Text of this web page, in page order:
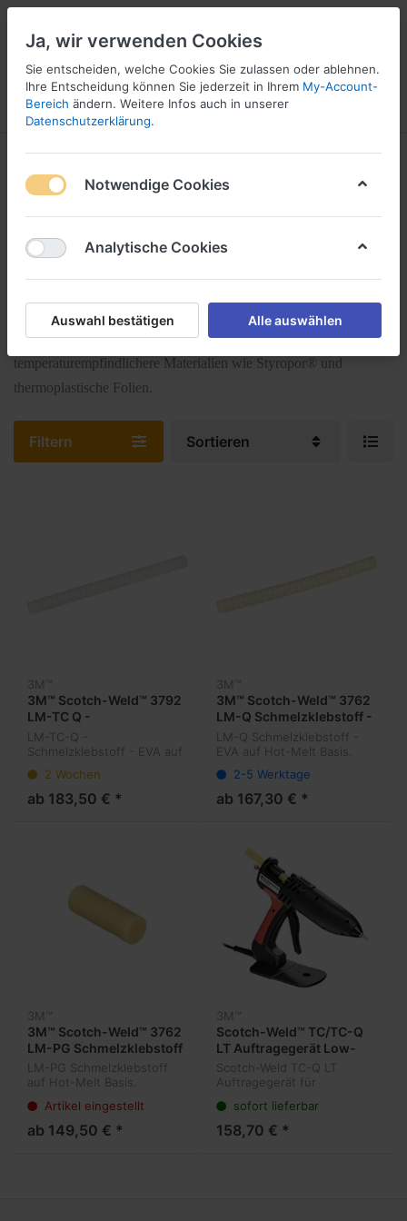
Menü Anmelden Vergleichen Wunschliste
1
Schmelzklebstoffe Low-Melt
1-4von4
3M™ Scotch-Weld™ Schmelzklebstoffe
'Low-Melt' Klebstoffe werden bei einer Schmelztemperatur von
120 bis 130°C aufgetragen und eignen sich besonders für
temperaturempfindlichere Materialien wie Styropor® und
thermoplastische Folien.
Filtern Sortieren
3M™
3M™ Scotch-Weld™ 3792
LM-TC Q -
Schmelzklebstoff - EVA
LM-TC-Q -
Schmelzklebstoff - EVA auf
zur Verarbeitung mit
Schmelz-Kleber-Pistole TC.
Gute Schlagfestikeit -
2 Wochen
ab 183,50 € *
3M™
3M™ Scotch-Weld™ 3762
LM-Q Schmelzklebstoff -
EVA
LM-Q Schmelzklebstoff -
EVA auf Hot-Melt Basis.
Verarbeitung mit Schmelz-
Kleber-Pistole LM-
Quadrack. Gute Festigkeit
2-5 Werktage
ab 167,30 € *
3M™
3M™ Scotch-Weld™ 3762
LM-PG Schmelzklebstoff
- EVA
LM-PG Schmelzklebstoff
auf Hot-Melt Basis.
Verarbeitung mit Schmelz-
Kleber-Pistole Polygun.
Gute Festigkeit und
Artikel eingestellt
ab 149,50 € *
3M™
Scotch-Weld™ TC/TC-Q
LT Auftragegerät Low-
Melt
Scotch-Weld TC-Q LT
Auftragegerät für
und mobiles Handgerät für
Quadrack-Klebstoffe Low-
Melt - Quadrack-
sofort lieferbar
158,70 € *
Ja, wir verwenden Cookies
Sie entscheiden, welche Cookies Sie zulassen oder ablehnen.
Ihre Entscheidung können Sie jederzeit in Ihrem My-Account-
Bereich ändern. Weitere Infos auch in unserer
Datenschutzerklärung.
Notwendige Cookies
Analytische Cookies
Auswahl bestätigen Alle auswählen